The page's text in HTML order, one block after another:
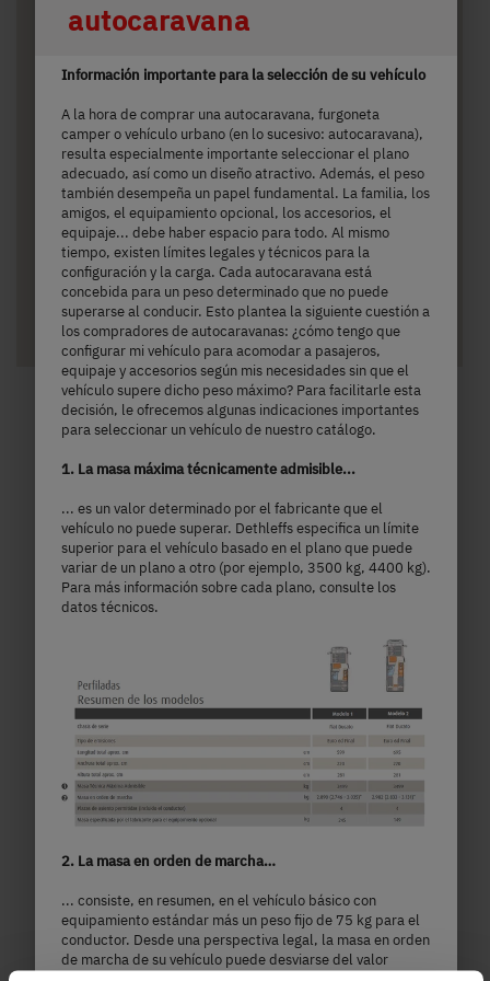
T 7055 EB
72.690,– €
Precio a partir dea)
2 - 5 personas
Plazas para dormir
7,35 m
Longitud
3500 kg
Masa máxima técnicamente admisible
Seleccionado
T 7055 EBL
73.590,– €
Precio a partir de
2 - 5 personas
Plazas para dormir
7,35 m
Longitud Masa máxima técnicamente admisible
autocaravana
Información importante para la selección de su vehículo
A la hora de comprar una autocaravana, furgoneta
camper o vehículo urbano (en lo sucesivo: autocaravana),
resulta especialmente importante seleccionar el plano
adecuado, así como un diseño atractivo. Además, el peso
también desempeña un papel fundamental. La familia, los
amigos, el equipamiento opcional, los accesorios, el
equipaje... debe haber espacio para todo. Al mismo
tiempo, existen límites legales y técnicos para la
configuración y la carga. Cada autocaravana está
concebida para un peso determinado que no puede
superarse al conducir. Esto plantea la siguiente cuestión a
los compradores de autocaravanas: ¿cómo tengo que
configurar mi vehículo para acomodar a pasajeros,
equipaje y accesorios según mis necesidades sin que el
vehículo supere dicho peso máximo? Para facilitarle esta
decisión, le ofrecemos algunas indicaciones importantes
para seleccionar un vehículo de nuestro catálogo.
1. La masa máxima técnicamente admisible...
... es un valor determinado por el fabricante que el
vehículo no puede superar. Dethleffs especifica un límite
superior para el vehículo basado en el plano que puede
variar de un plano a otro (por ejemplo, 3500 kg, 4400 kg).
Para más información sobre cada plano, consulte los
datos técnicos.
2. La masa en orden de marcha…
... consiste, en resumen, en el vehículo básico con
equipamiento estándar más un peso fijo de 75 kg para el
conductor. Desde una perspectiva legal, la masa en orden
de marcha de su vehículo puede desviarse del valor